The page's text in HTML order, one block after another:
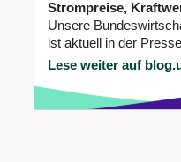
Strompreise,
Unsere
ist aktuell in der
Lese weiter auf